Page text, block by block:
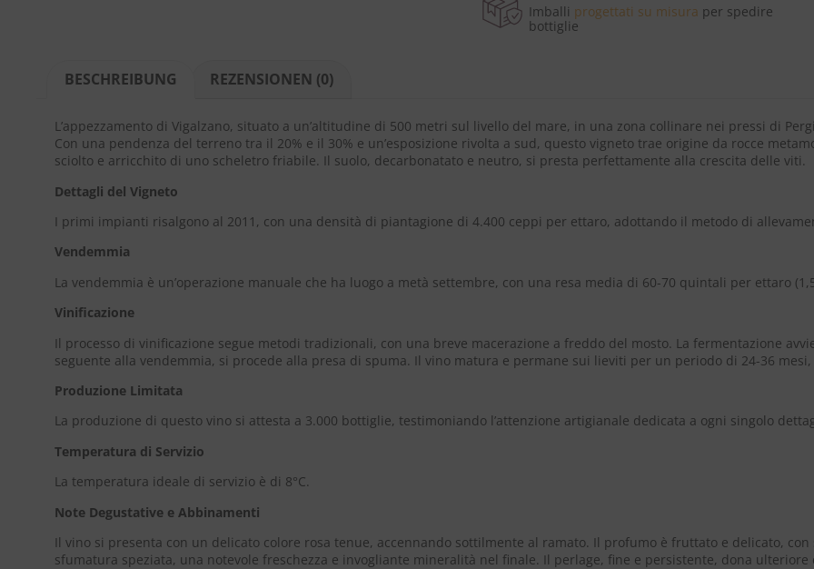
Imballi progettati su misura per spedire
bottiglie
BESCHREIBUNG REZENSIONEN (0)
L’appezzamento di Vigalzano, situato a un’altitudine di 500 metri sul livello del mare, in una zona collinare nei pressi di
Con una pendenza del terreno tra il 20% e il 30% e un’esposizione rivolta a sud, questo vigneto trae origine da rocce
sciolto e arricchito di uno scheletro friabile. Il suolo, decarbonatato e neutro, si presta perfettamente alla crescita delle viti.
Dettagli del Vigneto
I primi impianti risalgono al 2011, con una densità di piantagione di 4.400 ceppi per ettaro, adottando il metodo di
Vendemmia
La vendemmia è un’operazione manuale che ha luogo a metà settembre, con una resa media di 60-70 quintali per ettaro
Vinificazione
Il processo di vinificazione segue metodi tradizionali, con una breve macerazione a freddo del mosto. La fermentazione
seguente alla vendemmia, si procede alla presa di spuma. Il vino matura e permane sui lieviti per un periodo di 24-36
Produzione Limitata
La produzione di questo vino si attesta a 3.000 bottiglie, testimoniando l’attenzione artigianale dedicata a ogni singolo
Temperatura di Servizio
La temperatura ideale di servizio è di 8°C.
Note Degustative e Abbinamenti
Il vino si presenta con un delicato colore rosa tenue, accennando sottilmente al ramato. Il profumo è fruttato e delicato,
sfumatura speziata, una notevole freschezza e invogliante mineralità nel finale. Il perlage, fine e persistente, dona ulteriore